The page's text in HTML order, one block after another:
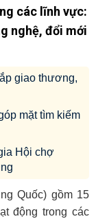
các lĩnh vực:
nghệ, đổi mới
giao thương,
mặt tìm kiếm
Hội chợ
Quốc) gồm 15
động trong các